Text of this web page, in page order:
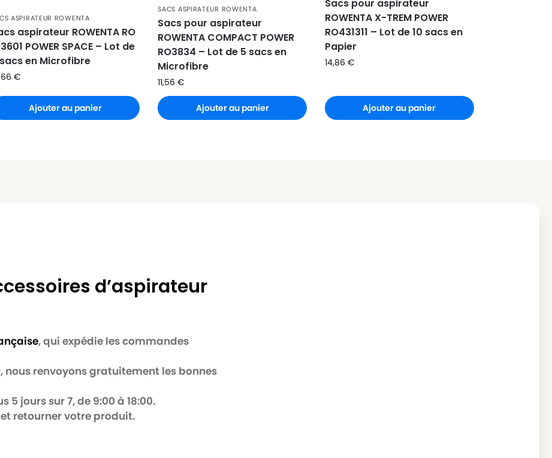
ASPIRATEUR ROWENTA
aspirateur ROWENTA RO
POWER SPACE – Lot de
en Microfibre
€
Ajouter au panier
SACS ASPIRATEUR ROWENTA
Sacs pour aspirateur
ROWENTA COMPACT POWER
RO3834 – Lot de 5 sacs en
Microfibre
11,56€
Ajouter au panier
Sacs pour aspirateur
ROWENTA X-TREM POWER
RO431311 – Lot de 10 sacs en
Papier
14,86€
Ajouter au panier
d’aspirateur
, qui expédie les commandes
nous renvoyons gratuitement les bonnes
5 jours sur 7, de 9:00 à 18:00.
et retourner votre produit.